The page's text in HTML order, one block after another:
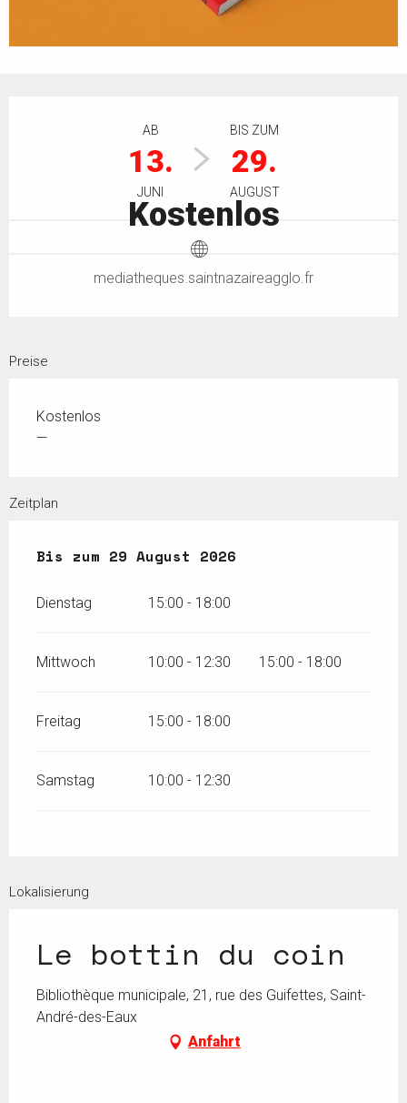
AB
13.
JUNI
BIS ZUM
29.
AUGUST
Kostenlos
mediatheques.saintnazaireagglo.fr
Preise
Kostenlos
—
Zeitplan
vom 13 Juni 2026 bis zum
Bis zum 29 August 2026
Dienstag 15:00 - 18:00
Mittwoch 10:00 - 12:30 15:00 - 18:00
Freitag 15:00 - 18:00
Samstag 10:00 - 12:30
Lokalisierung
Le bottin du coin
Bibliothèque municipale, 21, rue des Guifettes, Saint-
André-des-Eaux
Anfahrt